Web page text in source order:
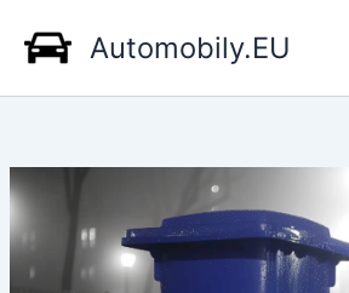
obsah
Automobily.EU